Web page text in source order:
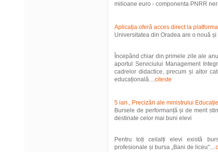
milioane euro - componenta PNRR
Aplicația oferă acces direct la
Universitatea din Oradea are o nouă
Începând chiar din primele zile ale
aportul Serviciului Management
cadrelor didactice, precum și altor
educațională....citeste
5 ian., Precizări ale ministrului
Bursele de performanță și de merit
destinate celor mai buni elevi
Pentru toți ceilalți elevi există
profesionale și bursa „Bani de liceu"....